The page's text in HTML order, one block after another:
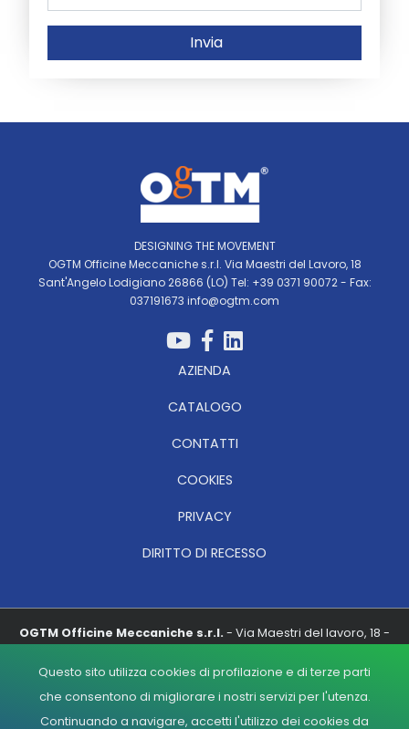
Invia
DESIGNING THE MOVEMENT
OGTM Officine Meccaniche s.r.l. Via Maestri del Lavoro, 18
Sant'Angelo Lodigiano 26866 (LO) Tel: +39 0371 90072 - Fax:
037191673 info@ogtm.com
AZIENDA
CATALOGO
CONTATTI
COOKIES
PRIVACY
DIRITTO DI RECESSO
OGTM Officine Meccaniche s.r.l. - Via Maestri del lavoro, 18 -
Email.info@ogtm.com
P.IVA e C.FIS. 08851800154 - REA N°1255353 - Cod. Ident. IVA (CEE)
Questo sito utilizza cookies di profilazione e di terze parti
che consentono di migliorare i nostri servizi per l'utenza.
Continuando a navigare, accetti l'utilizzo dei cookies da